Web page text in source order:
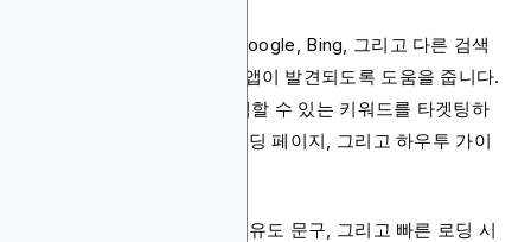
검색 엔진 최적화(SEO)는 Google, Bing, 그리고 다른 검색
엔진에서의 웹 검색을 통해 앱이 발견되도록 도움을 줍니다.
브랜드들은 오디언스가 검색할 수 있는 키워드를 타겟팅하
는 유용한 블로그 포스트, 랜딩 페이지, 그리고 하우투 가이
올바른 키워드, 명확한 행동 유도 문구, 그리고 빠른 로딩 시